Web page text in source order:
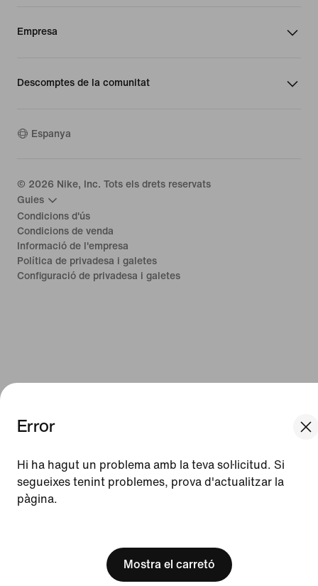
Update your location?
Error
Hi ha hagut un problema amb la teva sol·licitud. Si
segueixes tenint problemes, prova d'actualitzar la
pàgina.
Mostra el carretó
Empresa
Descomptes de la comunitat
Espanya
© 2026 Nike, Inc. Tots els drets reservats
Guies
Condicions d'ús
Condicions de venda
Informació de l'empresa
Política de privadesa i galetes
Configuració de privadesa i galetes